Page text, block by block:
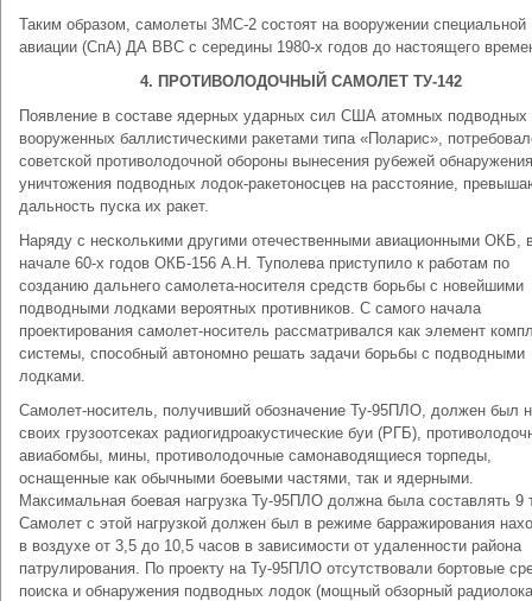
Таким образом, самолеты 3МС-2 состоят на вооружении специальной
авиации (СпА) ДА ВВС с середины 1980-х годов до настоящего
4. ПРОТИВОЛОДОЧНЫЙ САМОЛЕТ ТУ-142
Появление в составе ядерных ударных сил США атомных подводных
вооруженных баллистическими ракетами типа «Поларис»,
советской противолодочной обороны вынесения рубежей
уничтожения подводных лодок-ракетоносцев на расстояние,
дальность пуска их ракет.
Наряду с несколькими другими отечественными авиационными ОКБ,
начале 60-х годов ОКБ-156 А.Н. Туполева приступило к работам по
созданию дальнего самолета-носителя средств борьбы с новейшими
подводными лодками вероятных противников. С самого начала
проектирования самолет-носитель рассматривался как элемент
системы, способный автономно решать задачи борьбы с подводными
лодками.
Самолет-носитель, получивший обозначение Ту-95ПЛО, должен был
своих грузоотсеках радиогидроакустические буи (РГБ),
авиабомбы, мины, противолодочные самонаводящиеся торпеды,
оснащенные как обычными боевыми частями, так и ядерными.
Максимальная боевая нагрузка Ту-95ПЛО должна была составлять 9
Самолет с этой нагрузкой должен был в режиме барражирования
в воздухе от 3,5 до 10,5 часов в зависимости от удаленности района
патрулирования. По проекту на Ту-95ПЛО отсутствовали бортовые
поиска и обнаружения подводных лодок (мощный обзорный